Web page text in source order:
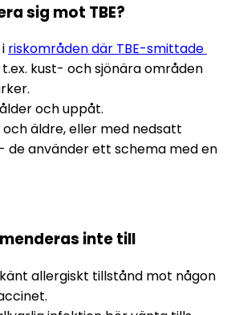
sig mot TBE?
riskområden där TBE-smittade
t.ex. kust- och sjönära områden
och uppåt.
äldre, eller med nedsatt
de använder ett schema med en
inte till
allergiskt tillstånd mot någon